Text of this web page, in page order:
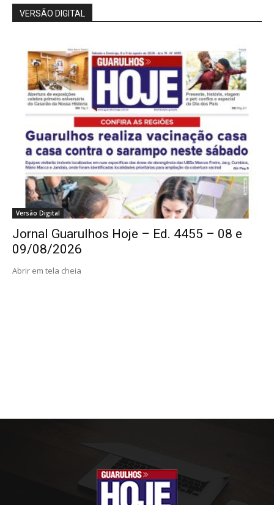
VERSÃO DIGITAL
Versão Digital
Jornal Guarulhos Hoje – Ed. 4455 – 08 e
09/08/2026
Abrir em tela cheia